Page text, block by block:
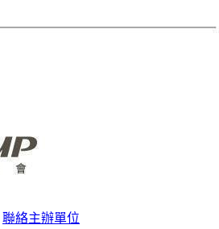
聯絡主辦單位